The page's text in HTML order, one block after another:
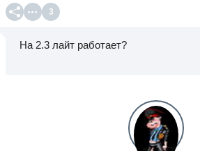
3
На 2.3 лайт работает?